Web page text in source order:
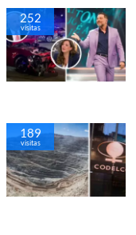
252
visitas
189
visitas